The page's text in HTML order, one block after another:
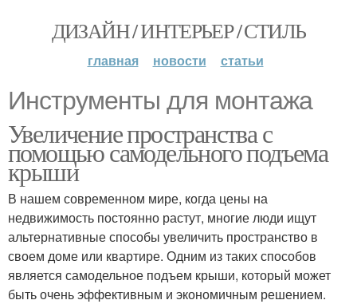
ДИЗАЙН / ИНТЕРЬЕР / СТИЛЬ
главная новости статьи
Инструменты для монтажа
Увеличение пространства с
помощью самодельного подъема
крыши
В нашем современном мире, когда цены на
недвижимость постоянно растут, многие люди ищут
альтернативные способы увеличить пространство в
своем доме или квартире. Одним из таких способов
является самодельное подъем крыши, который может
быть очень эффективным и экономичным решением.